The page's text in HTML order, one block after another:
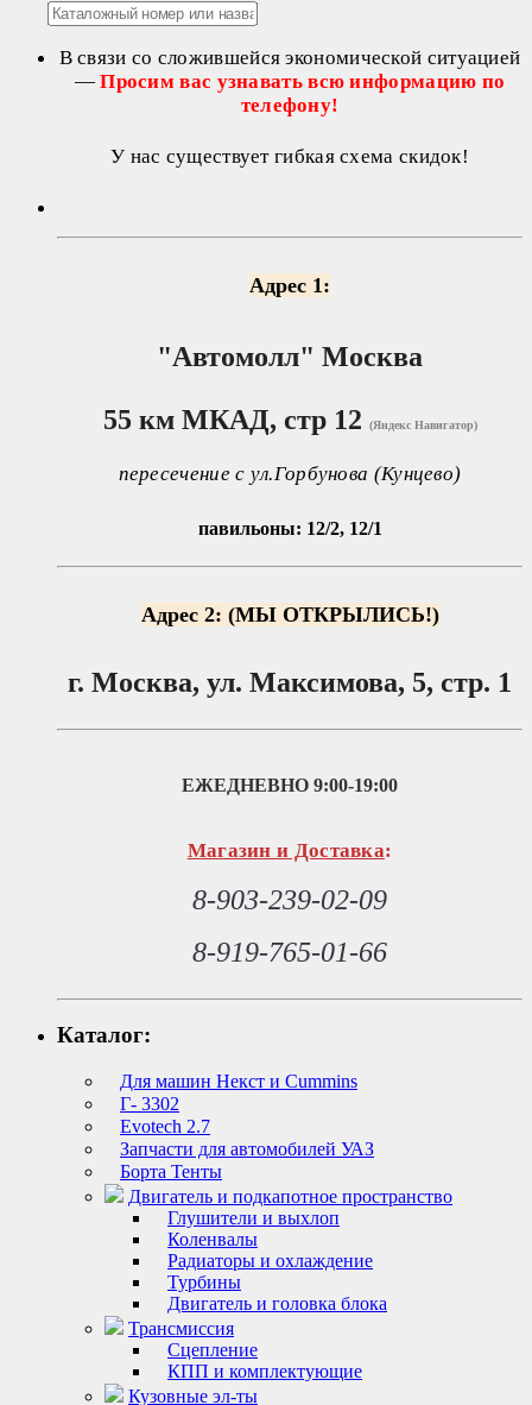
В связи со сложившейся экономической ситуацией
—Просим вас узнавать всю информацию по
телефону!
У нас существует гибкая схема скидок!
Адрес 1:
"Автомолл" Москва
55 км МКАД, стр 12 (Яндекс Навигатор)
пересечение с ул.Горбунова (Кунцево)
павильоны: 12/2, 12/1
Адрес 2: (МЫ ОТКРЫЛИСЬ!)
г. Москва, ул. Максимова, 5, стр. 1
ЕЖЕДНЕВНО 9:00-19:00
Магазин и Доставка:
8-903-239-02-09
8-919-765-01-66
Каталог:
Для машин Некст и Cummins
Г- 3302
Evotech 2.7
Запчасти для автомобилей УАЗ
Борта Тенты
Двигатель и подкапотное пространство
Глушители и выхлоп
Коленвалы
Радиаторы и охлаждение
Турбины
Двигатель и головка блока
Трансмиссия
Сцепление
КПП и комплектующие
Кузовные эл-ты